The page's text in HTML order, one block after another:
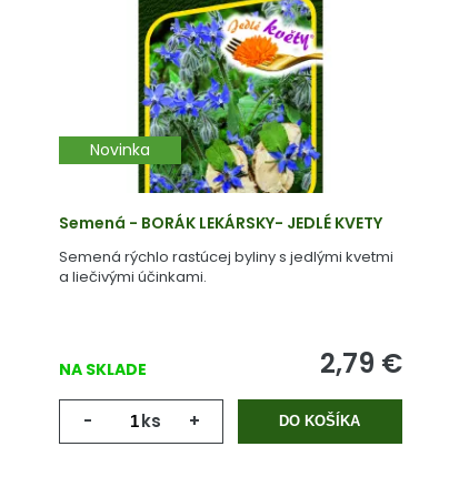
Novinka
Semená - BORÁK LEKÁRSKY- JEDLÉ KVETY
Semená rýchlo rastúcej byliny s jedlými kvetmi
a liečivými účinkami.
NA SKLADE 2,79 €
- ks + DO KOŠÍKA